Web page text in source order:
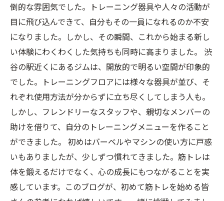
倒的な雰囲気でした。トレーニング器具や人々の活動が
目に飛び込んできて、自分もその一員になれるのか不安
になりました。しかし、その瞬間、これから始まる新し
い体験にわくわくした気持ちも同時に高まりました。 渋
谷の駅近くにあるジムは、開放的で明るい空間が印象的
でした。トレーニングフロアには様々な器具が並び、そ
れぞれ使用方法が分からずに立ち尽くしてしまう人も。
しかし、フレンドリーなスタッフや、親切なメンバーの
助けを借りて、自分のトレーニングメニューを作ること
ができました。 初めはバーベルやマシンの使い方に戸惑
いもありましたが、少しずつ慣れてきました。筋トレは
体を鍛えるだけでなく、心の成長にもつながることを実
感しています。このブログが、初めて筋トレを始める皆